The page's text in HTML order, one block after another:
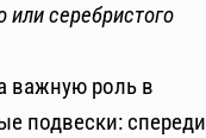
серебристого
важную роль в
подвески: спереди